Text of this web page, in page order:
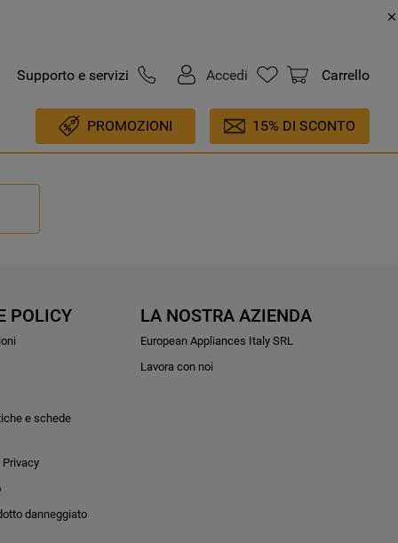
Supporto e servizi Accedi Carrello
PROMOZIONI 15% DI SCONTO
POLICY
e schede
danneggiato
LA NOSTRA AZIENDA
European Appliances Italy SRL
Lavora con noi